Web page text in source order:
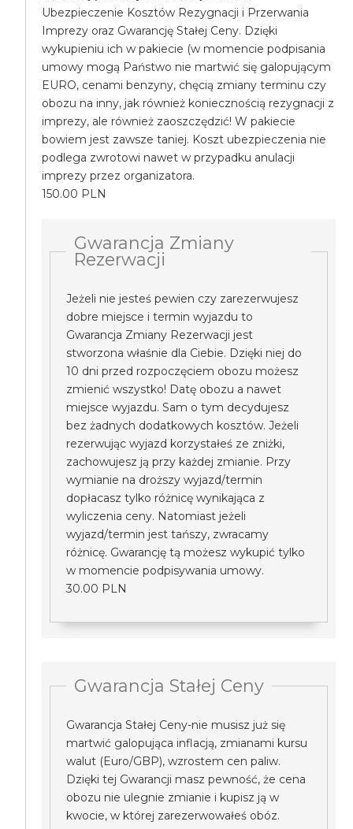
Ubezpieczenie Kosztów Rezygnacji i Przerwania
Imprezy oraz Gwarancję Stałej Ceny. Dzięki
wykupieniu ich w pakiecie (w momencie podpisania
umowy mogą Państwo nie martwić się galopującym
EURO, cenami benzyny, chęcią zmiany terminu czy
obozu na inny, jak również koniecznością rezygnacji z
imprezy, ale również zaoszczędzić! W pakiecie
bowiem jest zawsze taniej. Koszt ubezpieczenia nie
podlega zwrotowi nawet w przypadku anulacji
imprezy przez organizatora.
150.00 PLN
Gwarancja Zmiany
Rezerwacji
Jeżeli nie jesteś pewien czy zarezerwujesz
dobre miejsce i termin wyjazdu to
Gwarancja Zmiany Rezerwacji jest
stworzona właśnie dla Ciebie. Dzięki niej do
10 dni przed rozpoczęciem obozu możesz
zmienić wszystko! Datę obozu a nawet
miejsce wyjazdu. Sam o tym decydujesz
bez żadnych dodatkowych kosztów. Jeżeli
rezerwując wyjazd korzystałeś ze zniżki,
zachowujesz ją przy każdej zmianie. Przy
wymianie na droższy wyjazd/termin
dopłacasz tylko różnicę wynikająca z
wyliczenia ceny. Natomiast jeżeli
wyjazd/termin jest tańszy, zwracamy
różnicę. Gwarancję tą możesz wykupić tylko
w momencie podpisywania umowy.
30.00 PLN
Gwarancja Stałej Ceny
Gwarancja Stałej Ceny-nie musisz już się
martwić galopująca inflacją, zmianami kursu
walut (Euro/GBP), wzrostem cen paliw.
Dzięki tej Gwarancji masz pewność, że cena
obozu nie ulegnie zmianie i kupisz ją w
kwocie, w której zarezerwowałeś obóz.